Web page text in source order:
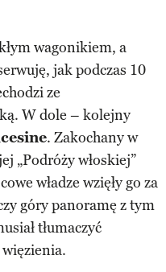
wagonikiem, a
jak podczas 10
ze
W dole – kolejny
. Zakochany w
„Podróży włoskiej”
władze wzięły go za
góry panoramę z tym
tłumaczyć